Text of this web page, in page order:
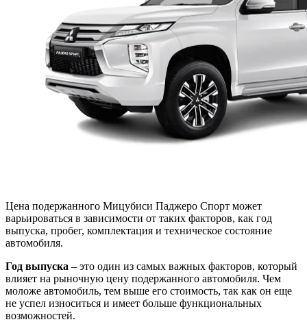
Цена подержанного Мицубиси Паджеро Спорт может
варьироваться в зависимости от таких факторов, как год
выпуска, пробег, комплектация и техническое состояние
автомобиля.
Год выпуска – это один из самых важных факторов, который
влияет на рыночную цену подержанного автомобиля. Чем
моложе автомобиль, тем выше его стоимость, так как он еще
не успел износиться и имеет больше функциональных
возможностей.